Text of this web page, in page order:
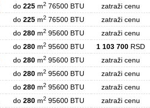
do 225 m2 76500 BTU
zatraži cenu
do 225 m2 76500 BTU
zatraži cenu
do 280 m2 95600 BTU
zatraži cenu
do 280 m2 95600 BTU 1 103 700 RSD
do 280 m2 95600 BTU
zatraži cenu
do 280 m2 95600 BTU
zatraži cenu
do 280 m2 95600 BTU
zatraži cenu
do 280 m2 95600 BTU
zatraži cenu